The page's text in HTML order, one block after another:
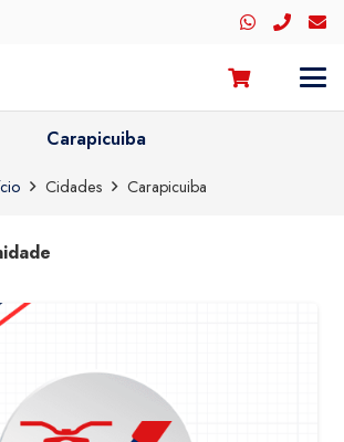
Carapicuiba
Cidades Carapicuiba